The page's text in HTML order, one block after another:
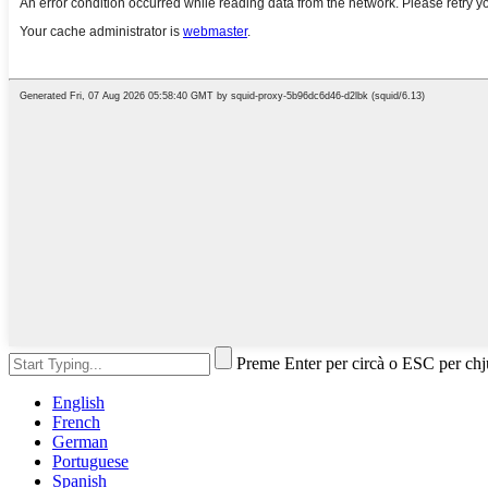
Preme Enter per circà o ESC per
English
French
German
Portuguese
Spanish